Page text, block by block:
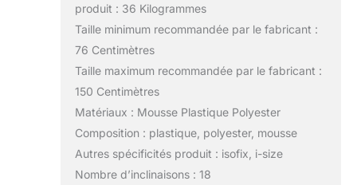
produit : 36 Kilogrammes
Taille minimum recommandée par le fabricant :
76 Centimètres
Taille maximum recommandée par le fabricant :
150 Centimètres
Matériaux : Mousse Plastique Polyester
Composition : plastique, polyester, mousse
Autres spécificités produit : isofix, i-size
Nombre d’inclinaisons : 18